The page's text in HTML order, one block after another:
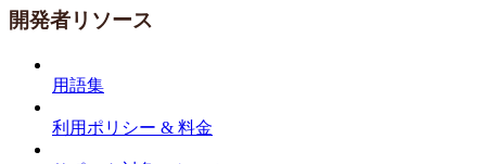
開発者リソース
用語集
利用ポリシー & 料金